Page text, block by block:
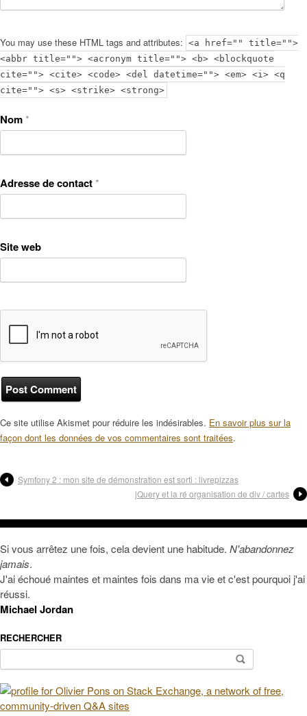
You may use these HTML tags and attributes: <a href="" title="">
<abbr title=""> <acronym title=""> <b> <blockquote
cite=""> <cite> <code> <del datetime=""> <em> <i> <q
cite=""> <s> <strike> <strong>
Nom*
Adresse de contact*
Site web
Ce site utilise Akismet pour réduire les indésirables. En savoir plus sur la
façon dont les données de vos commentaires sont traitées.
Symfony 2 : mon site de démonstration est sorti : livrepizzas
jQuery et la ré organisation de div / cartes
Si vous arrêtez une fois, cela devient une habitude. N'abandonnez
jamais.
J'ai échoué maintes et maintes fois dans ma vie et c'est pourquoi j'ai
réussi.
Michael Jordan
RECHERCHER